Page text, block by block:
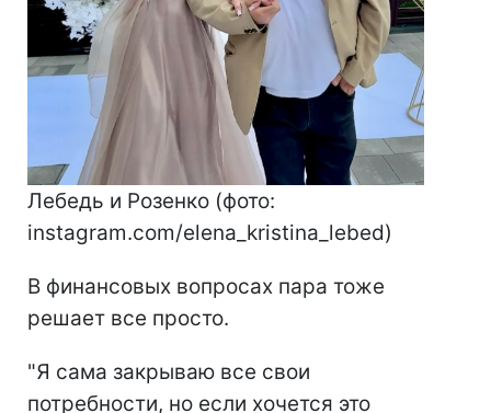
Лебедь и Розенко (фото:
instagram.com/elena_kristina_lebed)
В финансовых вопросах пара тоже
решает все просто.
"Я сама закрываю все свои
потребности, но если хочется это